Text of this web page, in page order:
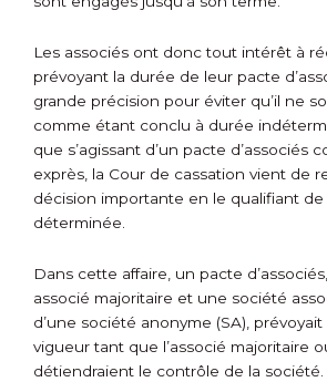
Les associés ont donc tout intérêt à
prévoyant la durée de leur pacte
grande précision pour éviter qu’il ne
comme étant conclu à durée
que s’agissant d’un pacte d’associés
exprès, la Cour de cassation vient de
décision importante en le qualifiant
déterminée.
Dans cette affaire, un pacte
associé majoritaire et une société
d’une société anonyme (SA), prévoyait
vigueur tant que l’associé majoritaire
détiendraient le contrôle de la